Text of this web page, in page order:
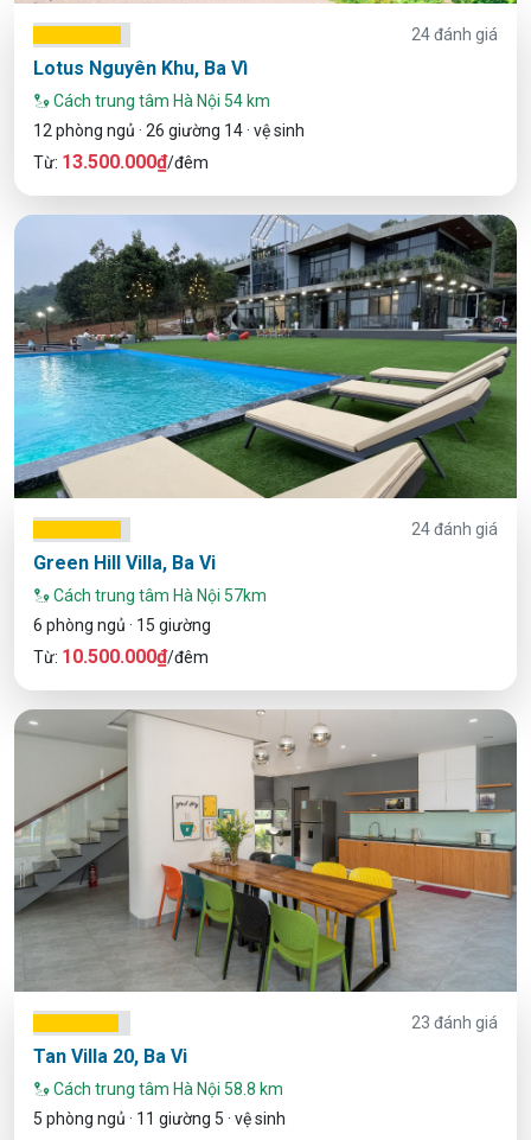
24 đánh giá
Lotus Nguyên Khu, Ba Vì
Cách trung tâm Hà Nội 54 km
12 phòng ngủ · 26 giường 14 · vệ sinh
Từ: 13.500.000₫/đêm
24 đánh giá
Green Hill Villa, Ba Vi
Cách trung tâm Hà Nội 57km
6 phòng ngủ · 15 giường
Từ: 10.500.000₫/đêm
23 đánh giá
Tan Villa 20, Ba Vi
Cách trung tâm Hà Nội 58.8 km
5 phòng ngủ · 11 giường 5 · vệ sinh